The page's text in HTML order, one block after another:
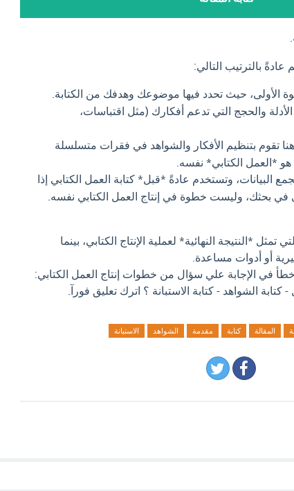
عادةً بالترتيب التالي:
الأولى، حيث تحدد فيها موضوعك وهدفك من الكتابة.
والحجج التي تدعم أفكارك (مثل اقتباسات،
هنا تقوم بتنظيم الأفكار والشواهد في فقرات متسلسلة
*العمل الكتابي* نفسه.
البيانات، وتستخدم عادةً *قبل* كتابة العمل الكتابي إذا
بحثك، وليست خطوة في إنتاج العمل الكتابي نفسه.
*النتيجة النهائية* لعملية الإنتاج الكتابي، بينما
أو أدوات مساعدة.
في الإجابة علي سؤال من خطوات إنتاج العمل الكتابي:
كتابة الشواهد - كتابة الاستبانة ؟ اترك تعليق فورآ.
المقالة كتابة مقدمة الشواهد الاستبانة